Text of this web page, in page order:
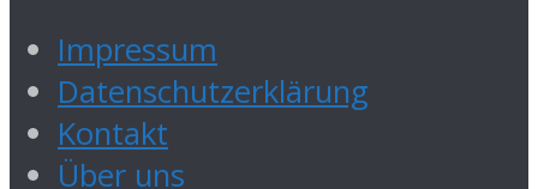
Impressum
Datenschutzerklärung
Kontakt
Über uns